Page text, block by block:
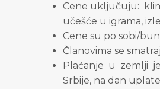
Cene uključuju:
učešće u igrama,
Cene su po sobi/
Članovima se
Plaćanje u zemlji
Srbije, na dan